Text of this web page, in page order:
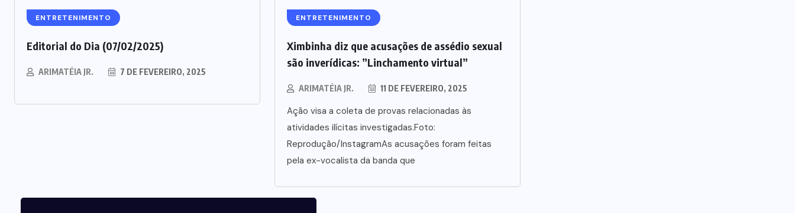
ENTRETENIMENTO
Editorial do Dia (07/02/2025)
ARIMATÉIA JR. 7 DE FEVEREIRO, 2025
ENTRETENIMENTO
Ximbinha diz que acusações de assédio sexual
são inverídicas: ”Linchamento virtual”
ARIMATÉIA JR. 11 DE FEVEREIRO, 2025
Ação visa a coleta de provas relacionadas às
atividades ilícitas investigadas.Foto:
Reprodução/InstagramAs acusações foram feitas
pela ex-vocalista da banda que